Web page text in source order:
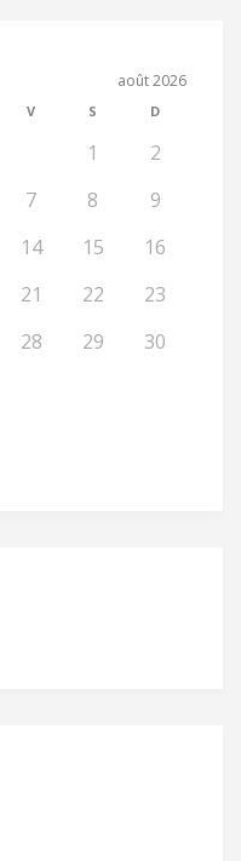
août 2026
V S D
1
2
7 8
9
14 15
16
21 22
23
28 29
30